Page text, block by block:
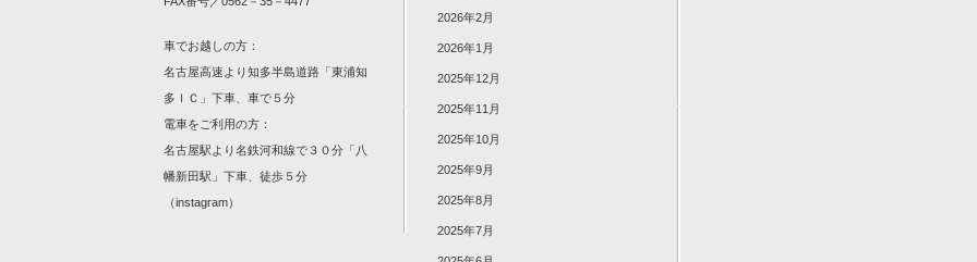
車でお越しの方：
名古屋高速より知多半島道路「東浦知
多ＩＣ」下車、車で５分
電車をご利用の方：
名古屋駅より名鉄河和線で３０分「八
幡新田駅」下車、徒歩５分
（instagram）
2026年2月
2026年1月
2025年12月
2025年11月
2025年10月
2025年9月
2025年8月
2025年7月